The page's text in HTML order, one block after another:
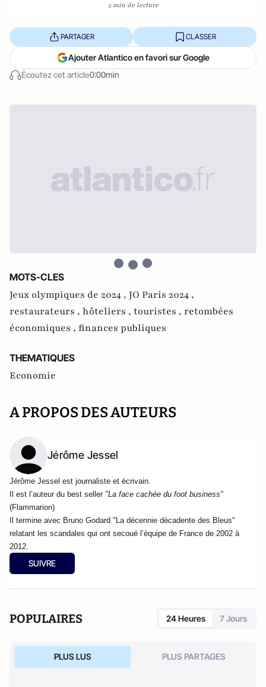
5 min de lecture
Écoutez cet article0:00min
PARTAGER CLASSER
Ajouter Atlantico en favori sur Google
MOTS-CLES
Jeux olympiques de 2024 , JO Paris 2024 ,
restaurateurs , hôteliers , touristes , retombées
économiques , finances publiques
THEMATIQUES
Economie
A PROPOS DES AUTEURS
Jérôme Jessel
Jérôme Jessel est journaliste et écrivain.
Il est l’auteur du best seller "La face cachée du foot business"
(Flammarion)
relatant les scandales qui ont secoué l’équipe de France de 2002 à
2012.
SUIVRE
POPULAIRES 24 Heures 7 Jours
PLUS LUS PLUS PARTAGES